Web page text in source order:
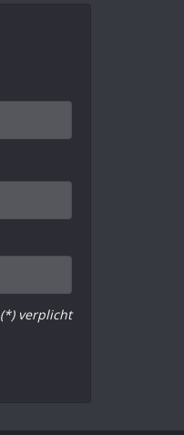
(*) verplicht